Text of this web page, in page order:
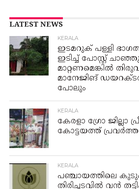
LATEST NEWS
KERALA
ഇടമറുക് പള്ളി
ഇടിച്ച് പോസ്റ്റ്‌
മാറ്റണമെങ്കിൽ
മാനേജിങ്
പോലും
KERALA
കേരളാ ഗ്രോ ജില്ലാ
കോട്ടയത്ത്
KERALA
പഞ്ചായത്തിലെ
തിരിച്ചടവിൽ വൻ